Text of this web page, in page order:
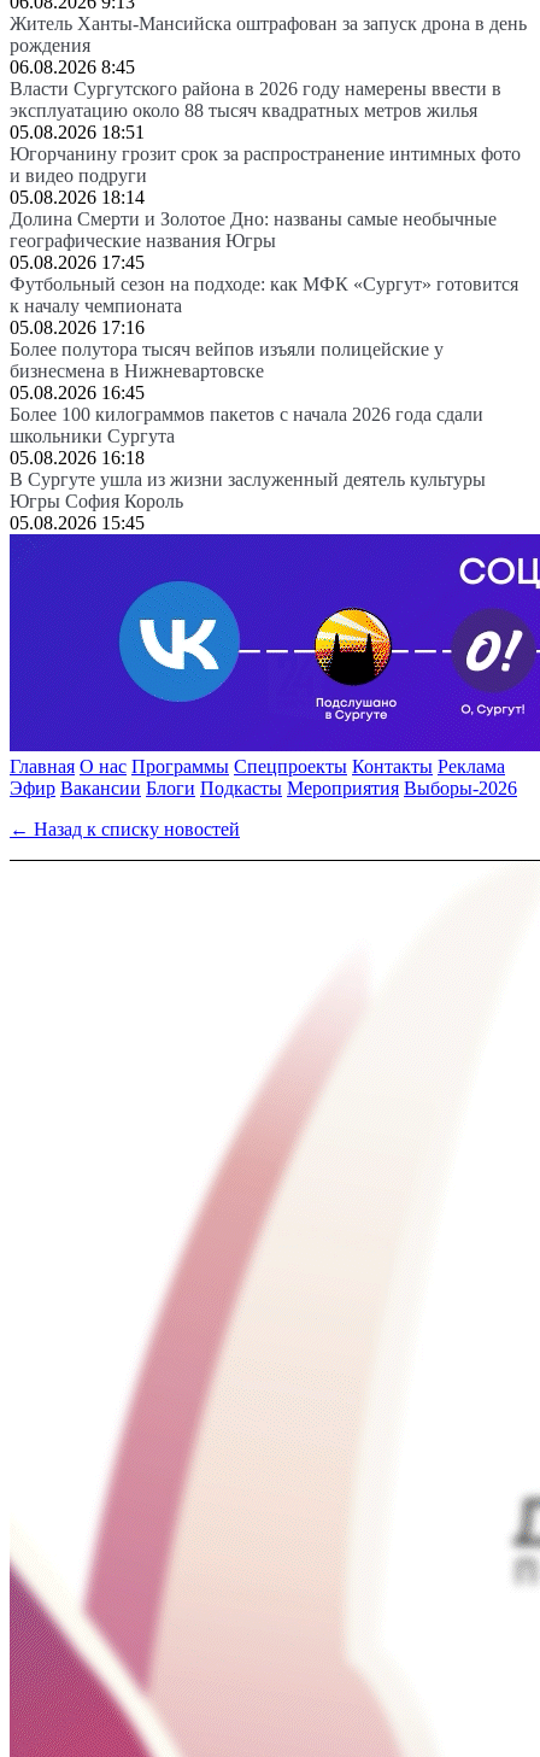
Житель Ханты-Мансийска оштрафован за запуск дрона в день
рождения
06.08.2026 8:45
Власти Сургутского района в 2026 году намерены ввести в
эксплуатацию около 88 тысяч квадратных метров жилья
05.08.2026 18:51
Югорчанину грозит срок за распространение интимных фото
и видео подруги
05.08.2026 18:14
Долина Смерти и Золотое Дно: названы самые необычные
географические названия Югры
05.08.2026 17:45
Футбольный сезон на подходе: как МФК «Сургут» готовится
к началу чемпионата
05.08.2026 17:16
Более полутора тысяч вейпов изъяли полицейские у
бизнесмена в Нижневартовске
05.08.2026 16:45
Более 100 килограммов пакетов с начала 2026 года сдали
школьники Сургута
05.08.2026 16:18
В Сургуте ушла из жизни заслуженный деятель культуры
Югры София Король
05.08.2026 15:45
Главная О нас Программы Спецпроекты Контакты Реклама
Эфир Вакансии Блоги Подкасты Мероприятия Выборы-2026
← Назад к списку новостей